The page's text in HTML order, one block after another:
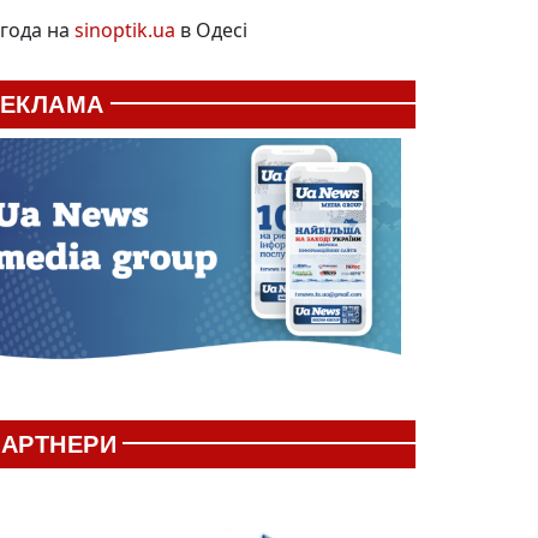
на sinoptik.ua в Одесі